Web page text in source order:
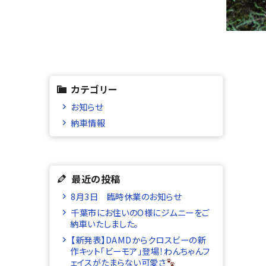
カテゴリー
お知らせ
納車情報
最近の投稿
8月3日 臨時休業のお知らせ
千葉市にお住いのO様にジムニーをご
納車いたしました。
【新発表】DAMDからクロスビーの新
作キット「ビーモア」登場！わんちゃんフ
ェイスがたまらない可愛さ